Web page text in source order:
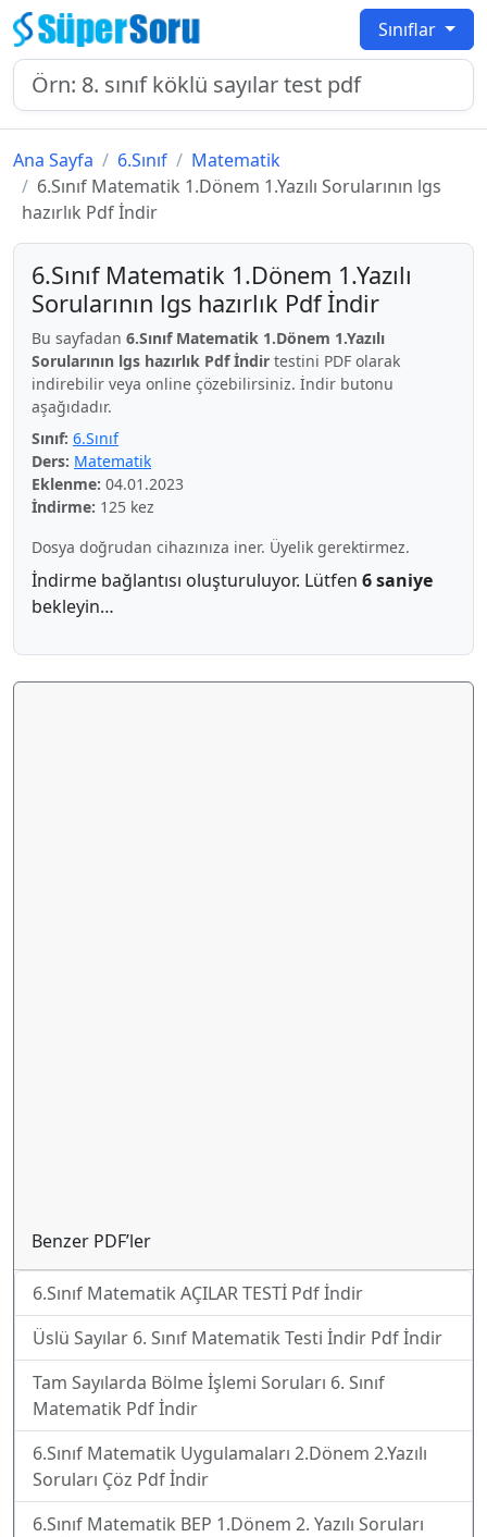
Sınıflar
Ana Sayfa 6.Sınıf
Matematik
6.Sınıf Matematik 1.Dönem 1.Yazılı Sorularının lgs
hazırlık Pdf İndir
6.Sınıf Matematik 1.Dönem 1.Yazılı
Sorularının lgs hazırlık Pdf İndir
Bu sayfadan 6.Sınıf Matematik 1.Dönem 1.Yazılı
Sorularının lgs hazırlık Pdf İndir testini PDF olarak
indirebilir veya online çözebilirsiniz. İndir butonu
aşağıdadır.
Sınıf: 6.Sınıf
Ders: Matematik
Eklenme: 04.01.2023
İndirme: 125 kez
Dosya doğrudan cihazınıza iner. Üyelik gerektirmez.
İndirme bağlantısı oluşturuluyor. Lütfen 5 saniye
bekleyin…
Benzer PDF’ler
6.Sınıf Matematik AÇILAR TESTİ Pdf İndir
Üslü Sayılar 6. Sınıf Matematik Testi İndir Pdf İndir
Tam Sayılarda Bölme İşlemi Soruları 6. Sınıf
Matematik Pdf İndir
6.Sınıf Matematik Uygulamaları 2.Dönem 2.Yazılı
Soruları Çöz Pdf İndir
6.Sınıf Matematik BEP 1.Dönem 2. Yazılı Soruları